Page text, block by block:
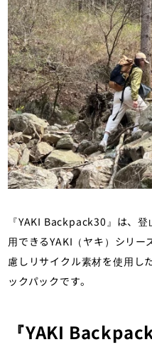
『YAKI Backpack30』は、
用できるYAKI（ヤキ）シリ
慮しリサイクル素材を使用し
ックパックです。
『YAKI